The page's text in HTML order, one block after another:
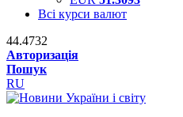
Всі курси валют
44.4732
Авторизація
Пошук
RU